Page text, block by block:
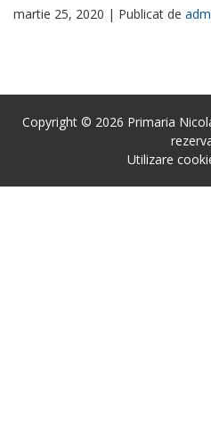
martie 25, 2020 | Publicat de
Copyright © 2026 Primaria
Utilizare